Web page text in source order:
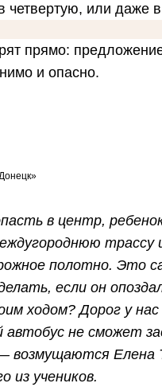
или даже в
прямо:
и опасно.
в центр,
трассу
полотно. Это
если он
ходом? Дорог у
не сможет
возмущаются Елена
из учеников.